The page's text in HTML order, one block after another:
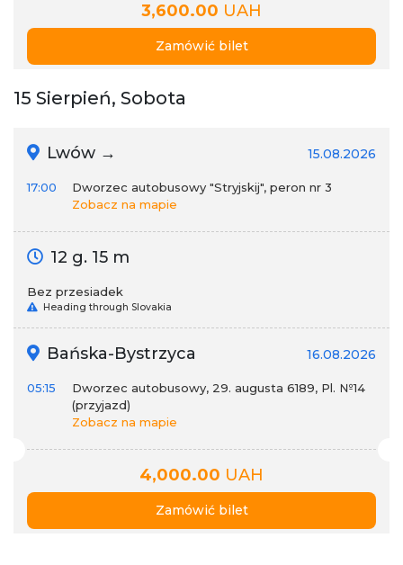
3,600.00 UAH
Zamówić bilet
15 Sierpień, Sobota
Lwów → 15.08.2026
17:00
Dworzec autobusowy "Stryjskij", peron nr 3
Zobacz na mapie
12 g. 15 m
Bez przesiadek
Heading through Slovakia
Bańska-Bystrzyca 16.08.2026
05:15
Dworzec autobusowy, 29. augusta 6189, Pl. №14
(przyjazd)
Zobacz na mapie
4,000.00 UAH
Zamówić bilet